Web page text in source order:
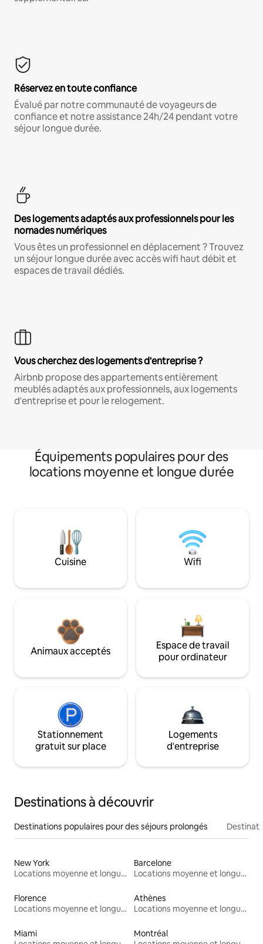
Réservez en toute confiance
Évalué par notre communauté de voyageurs de
confiance et notre assistance 24h/24 pendant votre
séjour longue durée.
Des logements adaptés aux professionnels pour les
nomades numériques
Vous êtes un professionnel en déplacement ? Trouvez
un séjour longue durée avec accès wifi haut débit et
espaces de travail dédiés.
Vous cherchez des logements d'entreprise ?
Airbnb propose des appartements entièrement
meublés adaptés aux professionnels, aux logements
d'entreprise et pour le relogement.
Équipements populaires pour des
locations moyenne et longue durée
Cuisine Wifi
Animaux acceptés
Espace de travail
pour ordinateur
Stationnement
gratuit sur place
Logements
d'entreprise
Destinations à découvrir
Destinations populaires pour des séjours prolongés
New York
Locations moyenne et longue durée
Barcelone
Locations moyenne et longue durée
Florence
Locations moyenne et longue durée
Athènes
Locations moyenne et longue durée
Miami
Montréal